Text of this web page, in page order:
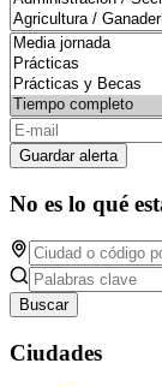
Guardar alerta
No es lo qué
Buscar
Ciudades